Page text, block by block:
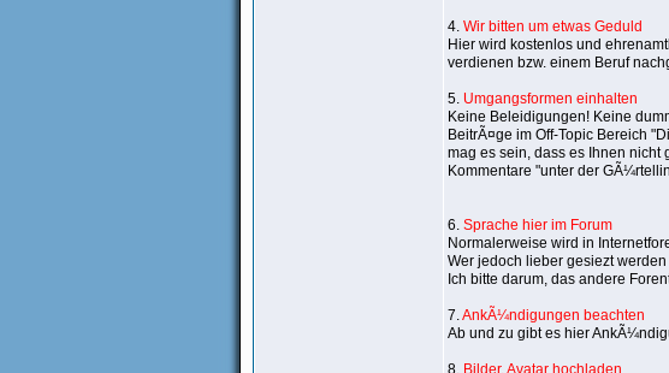
4. Wir bitten um etwas Geduld
Hier wird kostenlos und
verdienen bzw. einem Beruf
5. Umgangsformen einhalten
Keine Beleidigungen! Keine
BeitrÃ¤ge im Off-Topic Bereich
mag es sein, dass es Ihnen
Kommentare "unter der
6. Sprache hier im Forum
Normalerweise wird in
Wer jedoch lieber gesiezt
Ich bitte darum, das andere
7.AnkÃ¼ndigungen beachten
Ab und zu gibt es hier
8. Bilder, Avatar hochladen